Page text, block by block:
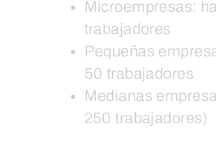
Microempresas:
trabajadores
Pequeñas
50 trabajadores
Medianas
250 trabajadores)